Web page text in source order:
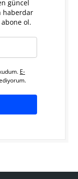
güncel
haberdar
ol.
E-